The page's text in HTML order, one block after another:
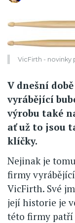
VicFirth - novinky
V dnešní
vyrábějící
výrobu také
ať už to jsou
klíčky.
Nejinak je
firmy
VicFirth. Své
její historie je
této firmy patří